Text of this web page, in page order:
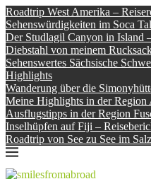
Roadtrip West Amerika –
Sehenswürdigkeiten im Soca
Der Studlagil Canyon in Island
Diebstahl von meinem
Sehenswertes Sächsische
Highlights
Wanderung über die
Meine Highlights in der Region
Ausflugstipps in der Region
Inselhüpfen auf Fiji –
Roadtrip von See zu See im